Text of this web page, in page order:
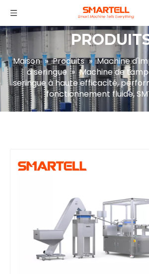
Maison » Produits » Machine
à seringue » Machine de
seringue à haute efficacité,
fonctionnement fluide,